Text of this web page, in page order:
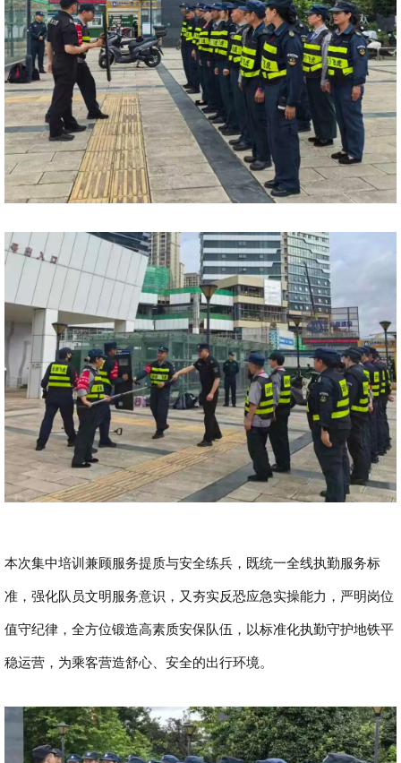
本次集中培训兼顾服务提质与安全练兵，既统一全线执勤服务标
准，强化队员文明服务意识，又夯实反恐应急实操能力，严明岗位
值守纪律，全方位锻造高素质安保队伍，以标准化执勤守护地铁平
稳运营，为乘客营造舒心、安全的出行环境。